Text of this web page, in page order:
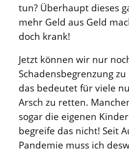
tun? Überhaupt dieses
mehr Geld aus Geld
doch krank!
Jetzt können wir nur
Schadensbegrenzung
das bedeutet für viele
Arsch zu retten.
sogar die eigenen
begreife das nicht! Seit
Pandemie muss ich